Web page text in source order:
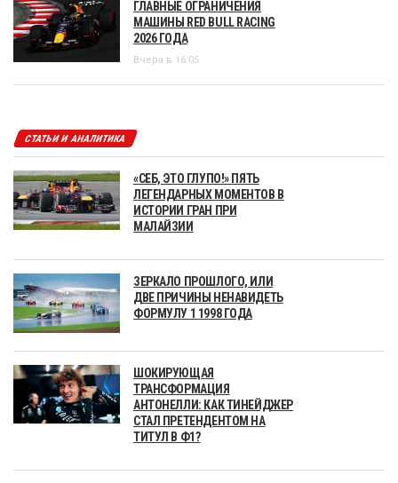
ГЛАВНЫЕ ОГРАНИЧЕНИЯ
МАШИНЫ RED BULL RACING
2026 ГОДА
Вчера в 16:05
СТАТЬИ И АНАЛИТИКА
«СЕБ, ЭТО ГЛУПО!» ПЯТЬ
ЛЕГЕНДАРНЫХ МОМЕНТОВ В
ИСТОРИИ ГРАН ПРИ
МАЛАЙЗИИ
ЗЕРКАЛО ПРОШЛОГО, ИЛИ
ДВЕ ПРИЧИНЫ НЕНАВИДЕТЬ
ФОРМУЛУ 1 1998 ГОДА
ШОКИРУЮЩАЯ
ТРАНСФОРМАЦИЯ
АНТОНЕЛЛИ: КАК ТИНЕЙДЖЕР
СТАЛ ПРЕТЕНДЕНТОМ НА
ТИТУЛ В Ф1?